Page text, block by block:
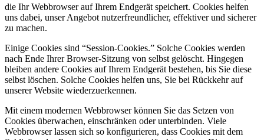
die Ihr Webbrowser auf Ihrem Endgerät speichert. Cookies helfen
uns dabei, unser Angebot nutzerfreundlicher, effektiver und sicherer
zu machen.
Einige Cookies sind “Session-Cookies.” Solche Cookies werden
nach Ende Ihrer Browser-Sitzung von selbst gelöscht. Hingegen
bleiben andere Cookies auf Ihrem Endgerät bestehen, bis Sie diese
selbst löschen. Solche Cookies helfen uns, Sie bei Rückkehr auf
unserer Website wiederzuerkennen.
Mit einem modernen Webbrowser können Sie das Setzen von
Cookies überwachen, einschränken oder unterbinden. Viele
Webbrowser lassen sich so konfigurieren, dass Cookies mit dem